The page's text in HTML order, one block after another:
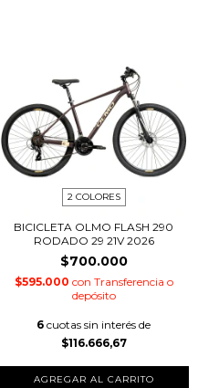
2 COLORES
BICICLETA OLMO FLASH 290
RODADO 29 21V 2026
$700.000
$595.000 con Transferencia o
depósito
6 cuotas sin interés de
$116.666,67
AGREGAR AL CARRITO